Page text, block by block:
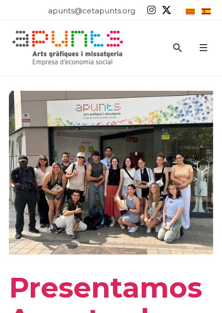
apunts@cetapunts.org
Presentamos